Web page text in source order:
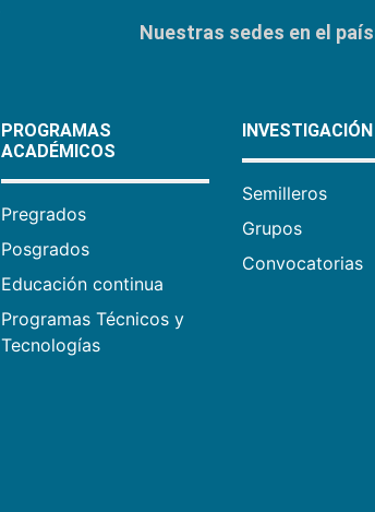
Nuestras sedes en el
PROGRAMAS
ACADÉMICOS
Pregrados
Posgrados
Educación continua
Programas Técnicos y
Tecnologías
INVESTIGACIÓN
Semilleros
Grupos
Convocatorias